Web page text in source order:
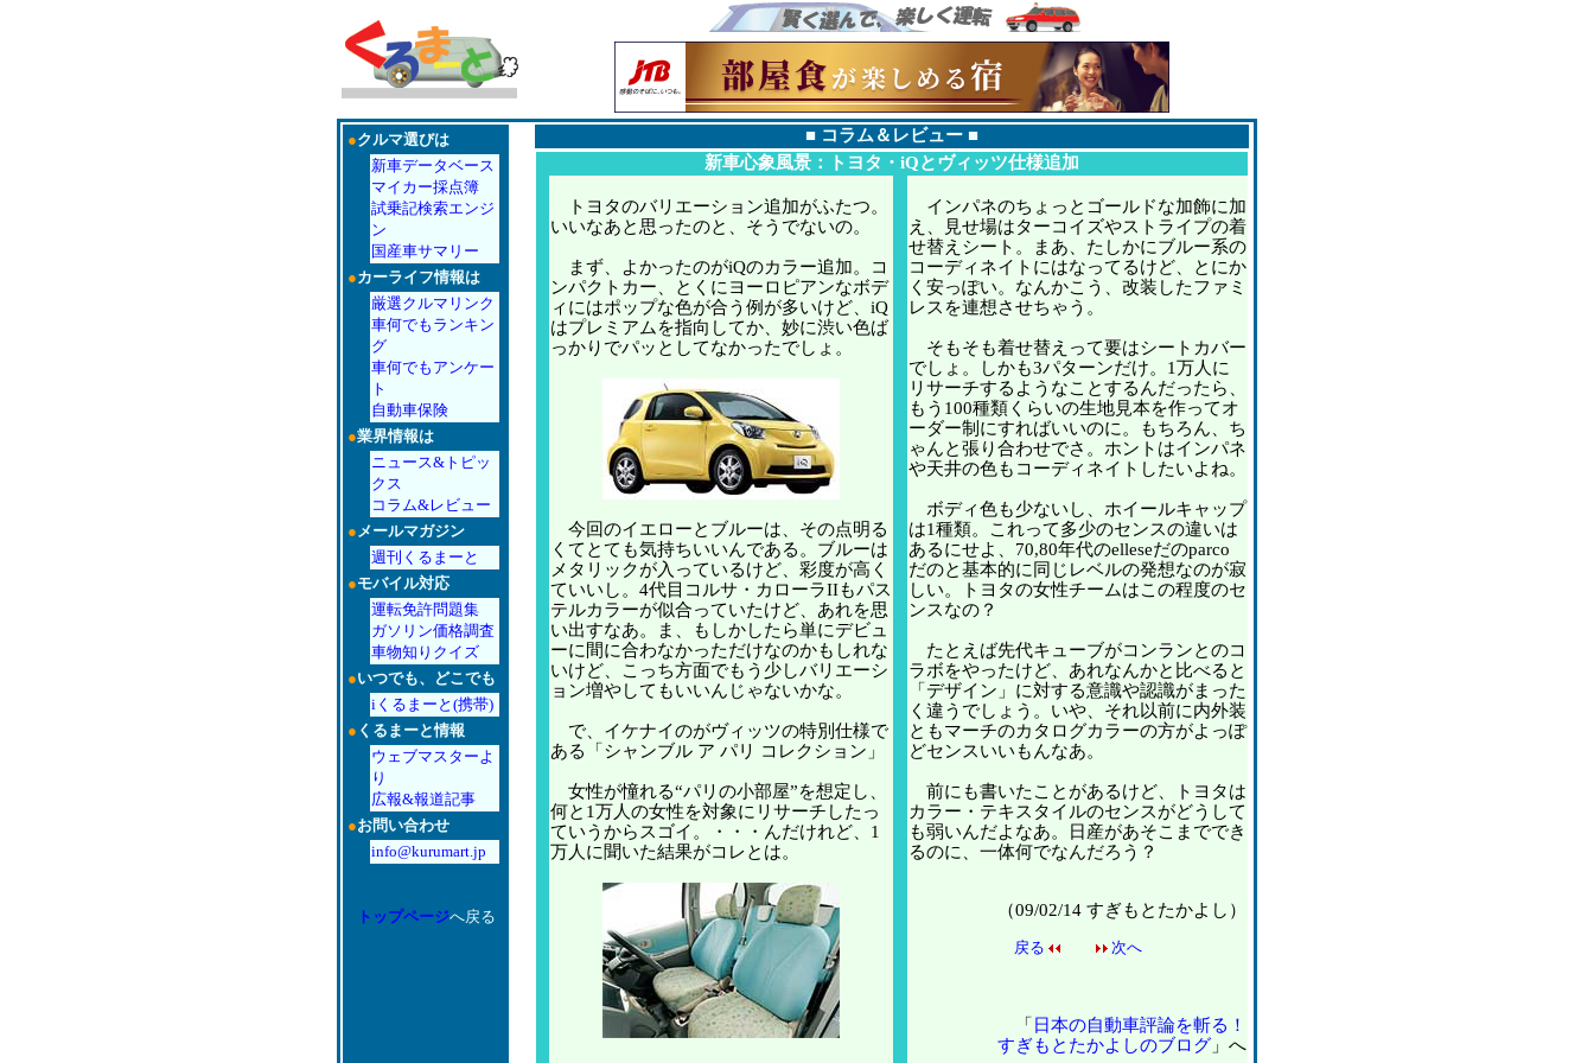
●クルマ選びは
新車データベース
マイカー採点簿
試乗記検索エンジ
ン
国産車サマリー
●カーライフ情報は
厳選クルマリンク
車何でもランキン
グ
車何でもアンケー
ト
自動車保険
●業界情報は
ニュース&トピッ
クス
コラム&レビュー
●メールマガジン
週刊くるまーと
●モバイル対応
運転免許問題集
ガソリン価格調査
車物知りクイズ
●いつでも、どこでも
iくるまーと(携帯)
● くるまーと情報
ウェブマスターよ
り
広報&報道記事
●お問い合わせ
info@kurumart.jp
トップページへ戻る
■ コラム＆レビュー ■
新車心象風景：トヨタ・iQとヴィッツ仕様追加
トヨタのバリエーション追加がふたつ。
いいなあと思ったのと、そうでないの。
まず、よかったのがiQのカラー追加。コ
ンパクトカー、とくにヨーロピアンなボデ
ィにはポップな色が合う例が多いけど、iQ
はプレミアムを指向してか、妙に渋い色ば
っかりでパッとしてなかったでしょ。
今回のイエローとブルーは、その点明る
くてとても気持ちいいんである。ブルーは
メタリックが入っているけど、彩度が高く
ていいし。4代目コルサ・カローラIIもパス
テルカラーが似合っていたけど、あれを思
い出すなあ。ま、もしかしたら単にデビュ
ーに間に合わなかっただけなのかもしれな
いけど、こっち方面でもう少しバリエーシ
ョン増やしてもいいんじゃないかな。
で、イケナイのがヴィッツの特別仕様で
ある「シャンブル ア パリ コレクション」
女性が憧れる“パリの小部屋”を想定し、
何と1万人の女性を対象にリサーチしたっ
ていうからスゴイ。・・・んだけれど、1
万人に聞いた結果がコレとは。
インパネのちょっとゴールドな加飾に加
え、見せ場はターコイズやストライプの着
せ替えシート。まあ、たしかにブルー系の
コーディネイトにはなってるけど、とにか
く安っぽい。なんかこう、改装したファミ
レスを連想させちゃう。
そもそも着せ替えって要はシートカバー
でしょ。しかも3パターンだけ。1万人に
リサーチするようなことするんだったら、
もう100種類くらいの生地見本を作ってオ
ーダー制にすればいいのに。もちろん、ち
ゃんと張り合わせでさ。ホントはインパネ
や天井の色もコーディネイトしたいよね。
ボディ色も少ないし、ホイールキャップ
は1種類。これって多少のセンスの違いは
あるにせよ、70,80年代のelleseだのparco
だのと基本的に同じレベルの発想なのが寂
しい。トヨタの女性チームはこの程度のセ
ンスなの？
たとえば先代キューブがコンランとのコ
ラボをやったけど、あれなんかと比べると
「デザイン」に対する意識や認識がまった
く違うでしょう。いや、それ以前に内外装
ともマーチのカタログカラーの方がよっぽ
どセンスいいもんなあ。
前にも書いたことがあるけど、トヨタは
カラー・テキスタイルのセンスがどうして
も弱いんだよなあ。日産があそこまででき
るのに、一体何でなんだろう？
（09/02/14 すぎもとたかよし）
戻る 次へ
「 日本の自動車評論を斬る！
すぎもとたかよしのブログ 」へ